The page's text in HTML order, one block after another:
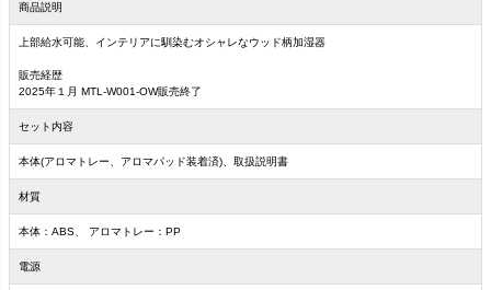
商品説明
上部給水可能、インテリアに馴染むオシャレなウッド柄加湿器
販売経歴
2025年１月 MTL-W001-OW販売終了
セット内容
本体(アロマトレー、アロマパッド装着済)、取扱説明書
材質
本体：ABS、 アロマトレー：PP
電源